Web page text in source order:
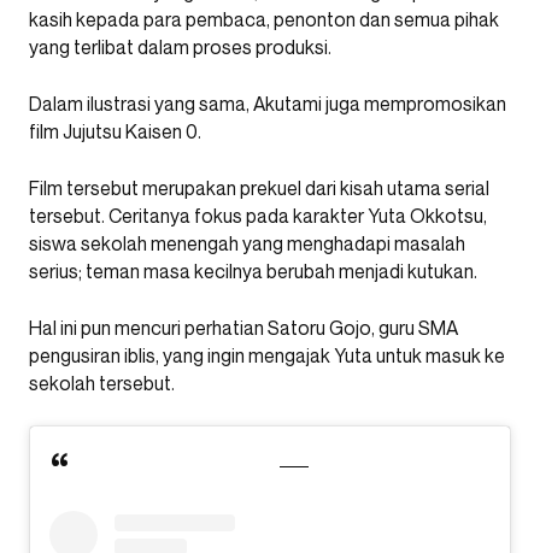
kasih kepada para pembaca, penonton dan semua pihak
yang terlibat dalam proses produksi.
Dalam ilustrasi yang sama, Akutami juga mempromosikan
film Jujutsu Kaisen 0.
Film tersebut merupakan prekuel dari kisah utama serial
tersebut. Ceritanya fokus pada karakter Yuta Okkotsu,
siswa sekolah menengah yang menghadapi masalah
serius; teman masa kecilnya berubah menjadi kutukan.
Hal ini pun mencuri perhatian Satoru Gojo, guru SMA
pengusiran iblis, yang ingin mengajak Yuta untuk masuk ke
sekolah tersebut.